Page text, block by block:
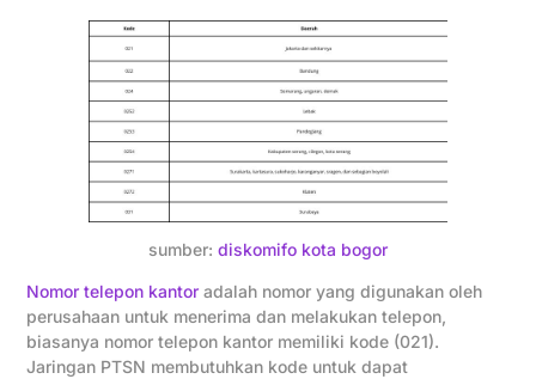
sumber: diskomifo kota bogor
Nomor telepon kantor adalah nomor yang digunakan oleh
perusahaan untuk menerima dan melakukan telepon,
biasanya nomor telepon kantor memiliki kode (021).
Jaringan PTSN membutuhkan kode untuk dapat